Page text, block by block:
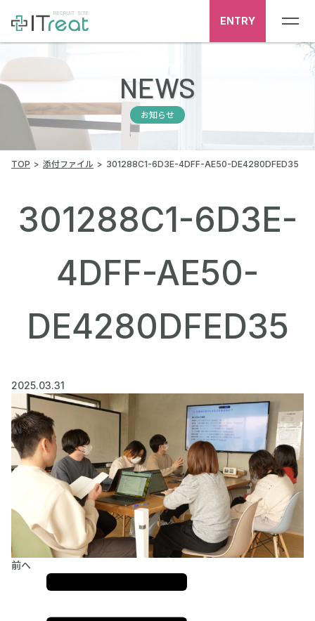
ENTRY
NEWS
お知らせ
TOP 添付ファイル 301288C1-6D3E-4DFF-AE50-DE4280DFED35
301288C1-6D3E-
4DFF-AE50-
DE4280DFED35
2025.03.31
前へ